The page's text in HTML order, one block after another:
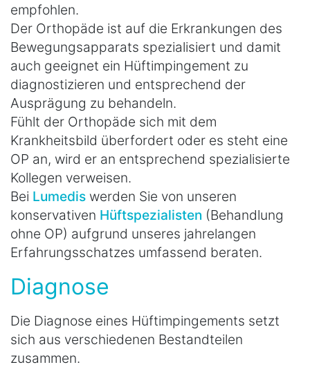
empfohlen.
Der Orthopäde ist auf die Erkrankungen des
Bewegungsapparats spezialisiert und damit
auch geeignet ein Hüftimpingement zu
diagnostizieren und entsprechend der
Ausprägung zu behandeln.
Fühlt der Orthopäde sich mit dem
Krankheitsbild überfordert oder es steht eine
OP an, wird er an entsprechend spezialisierte
Kollegen verweisen.
Bei Lumedis werden Sie von unseren
konservativen Hüftspezialisten (Behandlung
ohne OP) aufgrund unseres jahrelangen
Erfahrungsschatzes umfassend beraten.
Diagnose
Die Diagnose eines Hüftimpingements setzt
sich aus verschiedenen Bestandteilen
zusammen.